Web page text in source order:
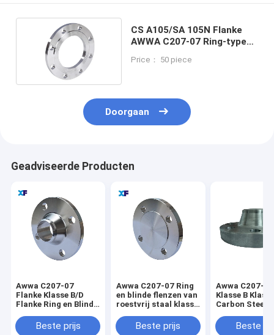
CS A105/SA 105N Flanke
AWWA C207-07 Ring-type
Price： 50 piece
Doorgaan
Geadviseerde Producten
Awwa C207-07
Flanke Klasse B/D
Flanke Ring en Blind
Beste prijs
Awwa C207-07 Ring
en blinde flenzen van
roestvrij staal klasse
Beste prijs
Awwa C207-
Klasse B
Carbon Steel
Beste